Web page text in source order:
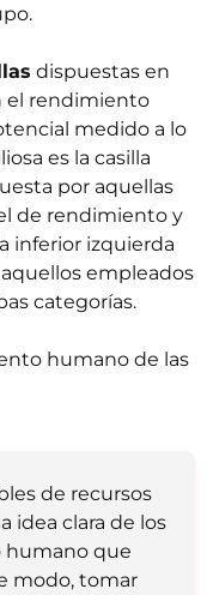
dispuestas en
el rendimiento
medido a lo
es la casilla
por aquellas
de rendimiento y
inferior izquierda
empleados
categorías.
de recursos
idea clara de los
humano que
modo, tomar